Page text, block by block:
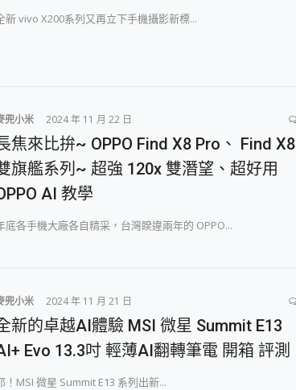
新 vivo X200系列又再立下手機攝影新標...
兜小米 2024 年 11 月 22 日
焦來比拚~ OPPO Find X8 Pro、 Find X8
旗艦系列~ 超強 120x 雙潛望、超好用
AI 教學
底各手機大廠各自精采，台灣睽違兩年的 OPPO...
兜小米 2024 年 11 月 21 日
新的卓越AI體驗 MSI 微星 Summit E13
Evo 13.3吋 輕薄AI翻轉筆電 開箱 評測
！MSI 微星 Summit E13 系列出新...